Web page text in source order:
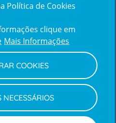
e Cookies
Termos e Condições
Acessibilidade
Informações legais
Política de Cookies
clique em
Mais Informações
COOKIES
NECESSÁRIOS